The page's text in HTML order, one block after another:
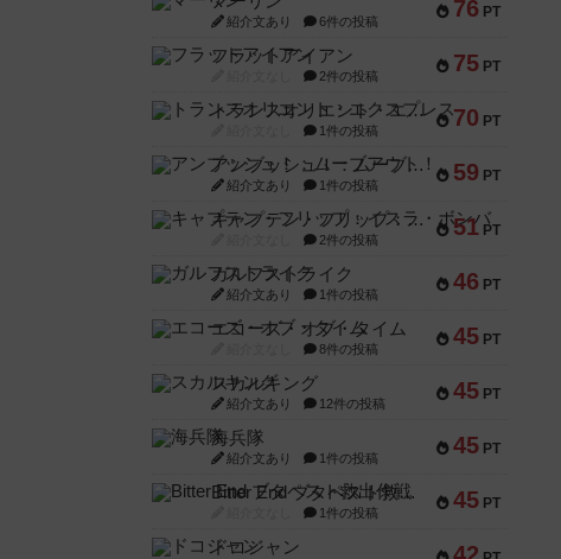
76 PT
紹介文あり 6件の投稿
75 PT
フラットアイアン
2件の投稿
70 PT
トランスオリエント・エクスプレス
1件の投稿
59 PT
アンブッシュ！：ムーブアウト！
紹介文あり 1件の投稿
51 PT
キャプテン・フリップ：イスラ・ボンバ
2件の投稿
46 PT
ガルフストライク
紹介文あり 1件の投稿
45 PT
エコーズ・オブ・タイム
8件の投稿
45 PT
スカルキング
紹介文あり 12件の投稿
45 PT
海兵隊
紹介文あり 1件の投稿
45 PT
Bitter End ブタペスト救出作戦
1件の投稿
ドコジャン